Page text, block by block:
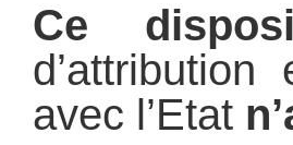
Ce
avec l’Etat